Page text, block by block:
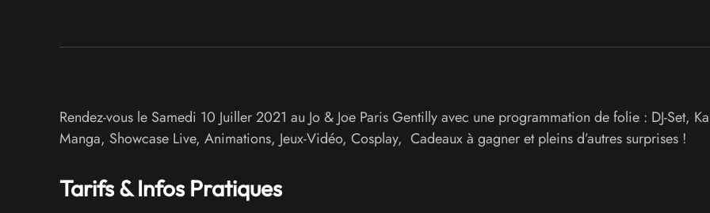
Rendez-vous le Samedi 10 Juiller 2021 au Jo & Joe Paris Gentilly avec une programmation de folie : DJ-Set,
Manga, Showcase Live, Animations, Jeux-Vidéo, Cosplay, Cadeaux à gagner et pleins d’autres surprises !
Tarifs & Infos Pratiques